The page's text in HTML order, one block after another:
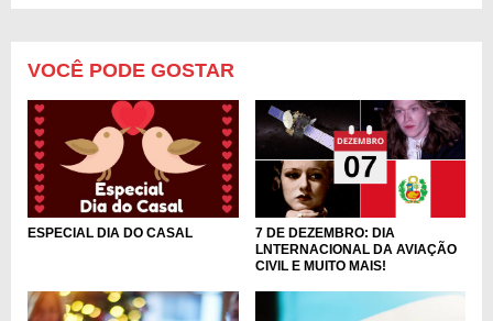
VOCÊ PODE GOSTAR
ESPECIAL DIA DO CASAL
7 DE DEZEMBRO: DIA
LNTERNACIONAL DA AVIAÇÃO
CIVIL E MUITO MAIS!